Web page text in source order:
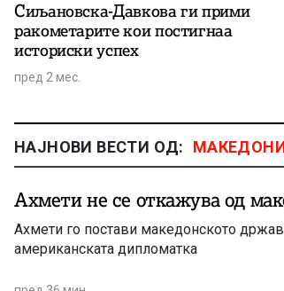
Сиљановска-Давкова ги прими
ракометарите кои постигнаа
историски успех
пред 2 мес.
НАЈНОВИ ВЕСТИ ОД:
Ахмети не се откажува од
Ахмети го постави македонското
американската дипломатка